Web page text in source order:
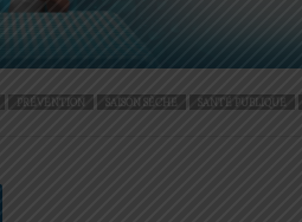
PRÉVENTION SAISON SÈCHE SANTÉ PUBLIQUE